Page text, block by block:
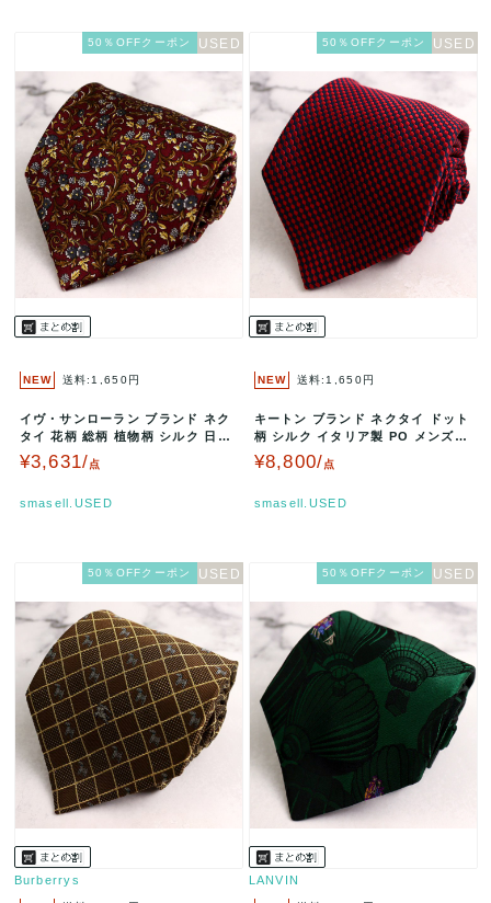
50％OFFクーポン
NEW 送料:1,650円
イヴ・サンローラン ブランド ネク
タイ 花柄 総柄 植物柄 シルク 日本
製 PO メンズ ブラウン …
¥3,631/点
smasell.USED
50％OFFクーポン
NEW 送料:1,650円
キートン ブランド ネクタイ ドット
柄 シルク イタリア製 PO メンズ
レッド kiton 伊高級…
¥8,800/点
smasell.USED
50％OFFクーポン
Burberrys
50％OFFクーポン
LANVIN